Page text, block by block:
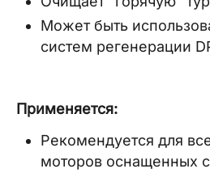
Может быть
систем регенерации
Применяется:
Рекомендуется для
моторов оснащенных